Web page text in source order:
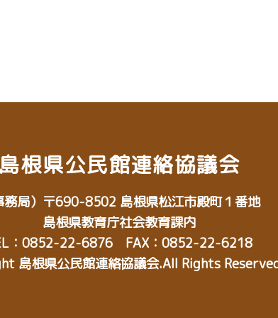
島根県公民館連絡協議会
務局） 〒690-8502 島根県松江市殿町１番地
島根県教育庁社会教育課内
：0852-22-6876 FAX：0852-22-6218
島根県公民館連絡協議会.All Rights